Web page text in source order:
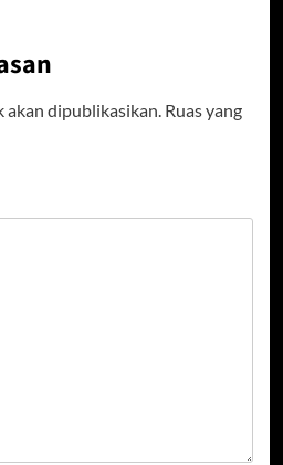
akan dipublikasikan. Ruas yang